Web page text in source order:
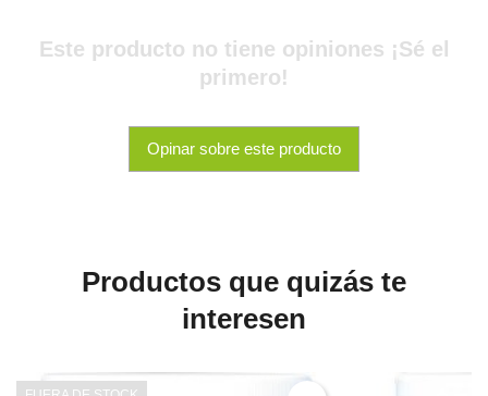
Este producto no tiene opiniones ¡Sé el
primero!
Opinar sobre este producto
Productos que quizás te
interesen